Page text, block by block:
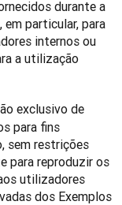
durante a
particular, para
internos ou
a utilização
exclusivo de
para fins
sem restrições
para reproduzir os
utilizadores
dos Exemplos